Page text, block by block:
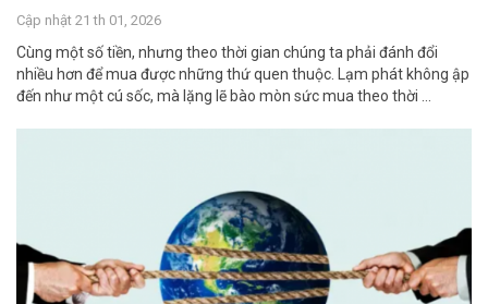
Cập nhật 21 th 01, 2026
Cùng một số tiền, nhưng theo thời gian chúng ta phải đánh đổi
nhiều hơn để mua được những thứ quen thuộc. Lạm phát không ập
đến như một cú sốc, mà lặng lẽ bào mòn sức mua theo thời ...